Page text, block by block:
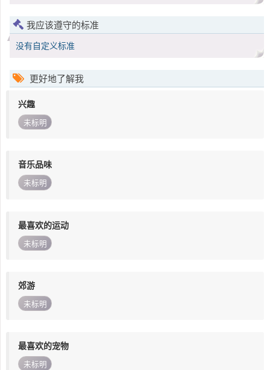
我应该遵守的标准
没有自定义标准
更好地了解我
兴趣
未标明
音乐品味
未标明
最喜欢的运动
未标明
郊游
未标明
最喜欢的宠物
未标明